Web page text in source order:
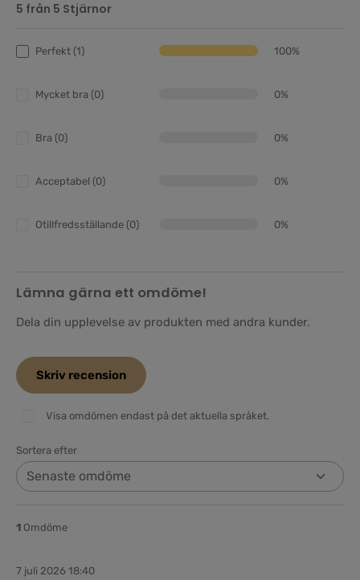
Genomsnittligt betyg på 5 av 5 stjärnor
5 från 5 Stjärnor
Perfekt (1) 100%
Mycket bra (0) 0%
Bra (0) 0%
Acceptabel (0) 0%
Otillfredsställande (0) 0%
Lämna gärna ett omdöme!
Dela din upplevelse av produkten med andra kunder.
Skriv recension
Visa omdömen endast på det aktuella språket.
Sortera efter
1 Omdöme
7 juli 2026 18:40